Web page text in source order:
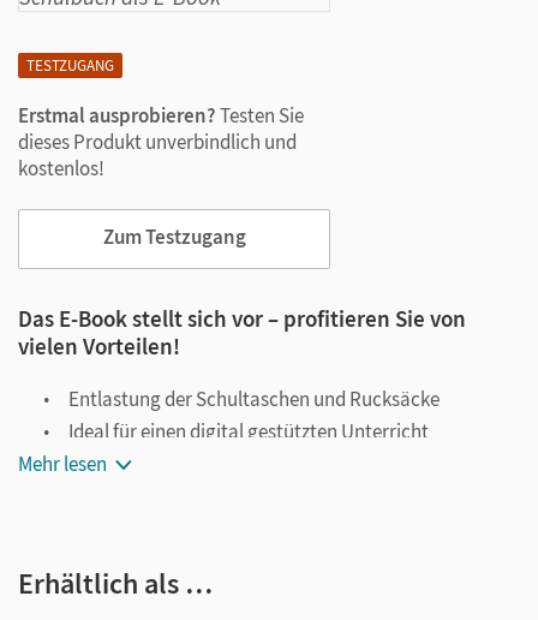
TESTZUGANG
Erstmal ausprobieren?Testen Sie
dieses Produkt unverbindlich und
kostenlos!
Zum Testzugang
Das E-Book stellt sich vor – profitieren Sie von
vielen Vorteilen!
Entlastung der Schultaschen und Rucksäcke
Ideal für einen digital gestützten Unterricht
Notiz- und Markierungsmöglichkeit
Lernen:
Mehr lesen
Erhältlich als …